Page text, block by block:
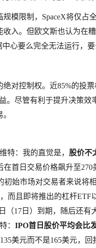
模限制，SpaceX将仅占
入。但欧文斯也认为在
心要么完全无法运行，
对控制权。近85%的投
。尽管有利于提升决策
特：我的直觉是， 股价不
首日交易价格飙升至270
初始市场对交易者来说将
而且即将推出的杠杆ETF
17日）到期，随后还有
： IPO首日股价平均会比
美元而不是165美元，回